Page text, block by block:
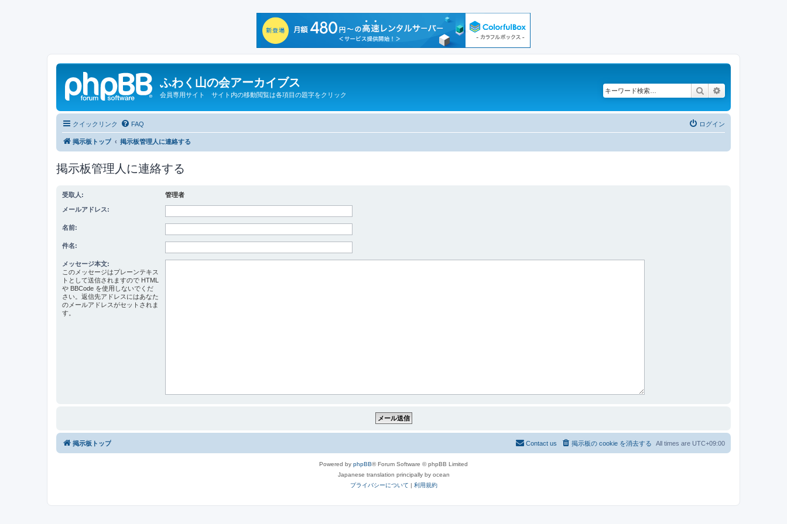
ふわく山の会アーカイブス
会員専用サイト サイト内の移動閲覧は各項目の題字をクリック 検索
クイックリンク FAQ ログイン
掲示板トップ 掲示板管理人に連絡する
掲示板管理人に連絡する
受取人: 管理者
メールアドレス:
名前:
件名:
メッセージ本文:
このメッセージはプレーンテキス
トとして送信されますので HTML
や BBCode を使用しないでくだ
さい。返信先アドレスにはあなた
のメールアドレスがセットされま
す。
掲示板トップ All times are UTC+09:00
掲示板の cookie を消去する
Contact us
Powered by phpBB® Forum Software © phpBB Limited
Japanese translation principally by ocean
プライバシーについて | 利用規約